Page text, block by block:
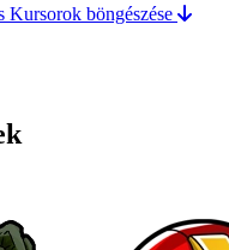
Kursorok böngészése